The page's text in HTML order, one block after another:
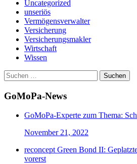
Uncategorized
unseriös
Vermögensverwalter
Versicherung
Versicherungsmakler
Wirtschaft
Wissen
Suchen
nach:
GoMoPa-News
GoMoPa-Experte zum Thema:
November 21, 2022
reconcept Green Bond II:
vorerst